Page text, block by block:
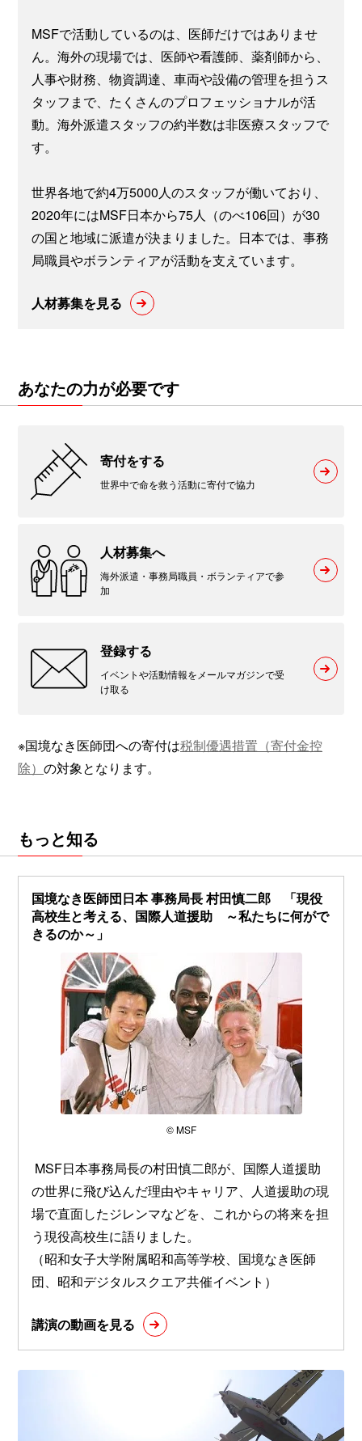
MSFで活動しているのは、医師だけではありませ
ん。海外の現場では、医師や看護師、薬剤師から、
人事や財務、物資調達、車両や設備の管理を担うス
タッフまで、たくさんのプロフェッショナルが活
動。海外派遣スタッフの約半数は非医療スタッフで
す。
世界各地で約4万5000人のスタッフが働いており、
2020年にはMSF日本から75人（のべ106回）が30
の国と地域に派遣が決まりました。日本では、事務
局職員やボランティアが活動を支えています。
人材募集を見る
あなたの力が必要です
寄付をする
世界中で命を救う活動に寄付で協力
人材募集へ
海外派遣・事務局職員・ボランティアで参
加
登録する
イベントや活動情報をメールマガジンで受
け取る
※国境なき医師団への寄付は税制優遇措置（寄付金控
除） の対象となります。
もっと知る
国境なき医師団日本 事務局長 村田慎二郎 「現役
高校生と考える、国際人道援助 ～私たちに何がで
きるのか～」
MSF日本事務局長の村田慎二郎が、国際人道援助
の世界に飛び込んだ理由やキャリア、人道援助の現
場で直面したジレンマなどを、これからの将来を担
う現役高校生に語りました。
（昭和女子大学附属昭和高等学校、国境なき医師
団、昭和デジタルスクエア共催イベント）
© MSF
講演の動画を見る